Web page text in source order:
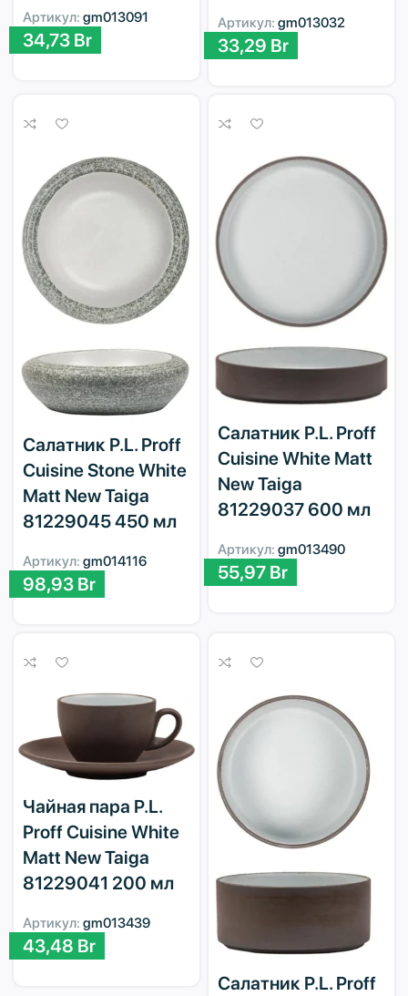
Артикул: gm013091
34,73 Br
Артикул: gm013032
33,29 Br
Салатник P.L. Proff
Cuisine Stone White
Matt New Taiga
81229045 450 мл
Артикул: gm014116
98,93 Br
Салатник P.L. Proff
Cuisine White Matt
New Taiga
81229037 600 мл
Артикул: gm013490
55,97 Br
Чайная пара P.L.
Proff Cuisine White
Matt New Taiga
81229041 200 мл
Артикул: gm013439
43,48 Br
Салатник P.L. Proff